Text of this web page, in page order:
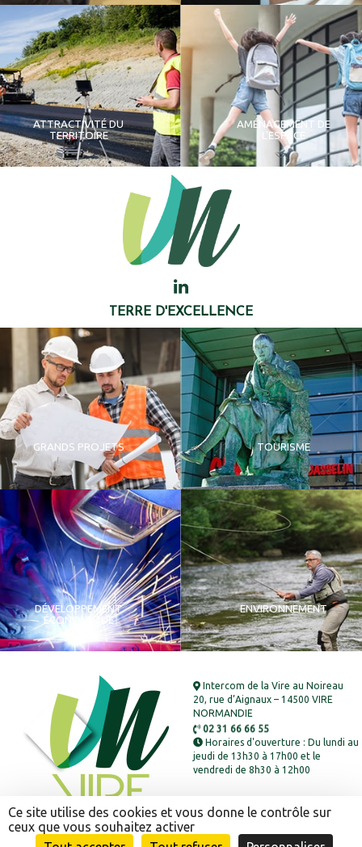
ATTRACTIVITÉ DU
TERRITOIRE
AMÉNAGEMENT DE
L'ESPACE
TERRE D'EXCELLENCE
GRANDS PROJETS TOURISME
DÉVELOPPEMENT
ÉCONOMIQUE
ENVIRONNEMENT
Intercom de la Vire au Noireau
20, rue d’Aignaux – 14500 VIRE
NORMANDIE
02 31 66 66 55
Horaires d'ouverture : Du lundi au
jeudi de 13h30 à 17h00 et le
vendredi de 8h30 à 12h00
Ce site utilise des cookies et vous donne le contrôle sur
ceux que vous souhaitez activer